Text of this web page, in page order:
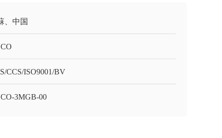
、中国
CCS/ISO9001/BV
3MGB-00